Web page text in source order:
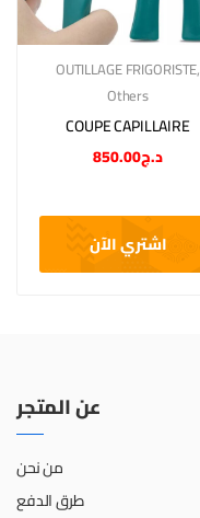
OUTILLAGE FRIGORISTE,
Others
COUPE CAPILLAIRE
د.ج850.00
اشتري الآن
عن المتجر
من نحن
طرق الدفع